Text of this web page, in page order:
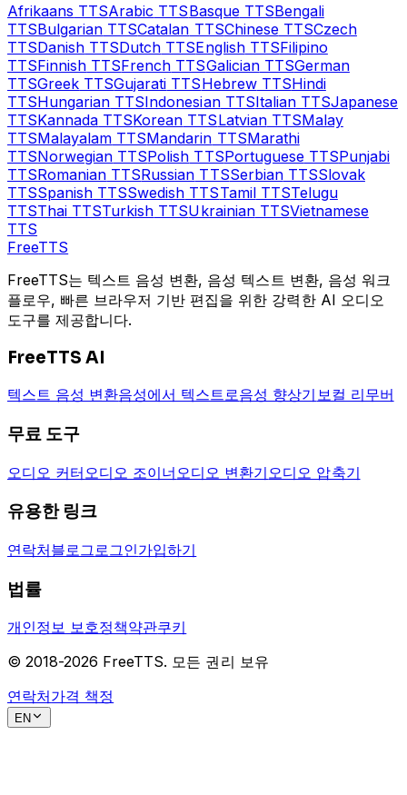
Afrikaans TTSArabic TTSBasqueTTSBengali
TTSBulgarian TTSCatalan TTSChineseTTSCzech
TTSDanish TTSDutch TTSEnglishTTSFilipino
TTSFinnish TTSFrench TTSGalicianTTSGerman
TTSGreek TTSGujarati TTSHebrewTTSHindi
TTSHungarian TTSIndonesianTTSItalianTTSJapanese
TTSKannada TTSKorean TTSLatvianTTSMalay
TTSMalayalam TTSMandarin TTSMarathi
TTSNorwegian TTSPolish TTSPortugueseTTSPunjabi
TTSRomanian TTSRussian TTSSerbianTTSSlovak
TTSSpanish TTSSwedish TTSTamilTTSTelugu
TTSThai TTSTurkish TTSUkrainianTTSVietnamese
TTS
FreeTTS
FreeTTS는 텍스트 음성 변환, 음성 텍스트 변환, 음성 워크
플로우, 빠른 브라우저 기반 편집을 위한 강력한 AI 오디오
도구를 제공합니다.
FreeTTS AI
텍스트 음성 변환음성에서 텍스트로음성 향상기 보컬 리무버
무료 도구
오디오 커터 오디오 조이너 오디오 변환기 오디오 압축기
유용한 링크
연락처블로그 로그인가입하기
법률
개인정보 보호정책약관쿠키
© 2018-2026 FreeTTS. 모든 권리 보유
연락처가격 책정
EN